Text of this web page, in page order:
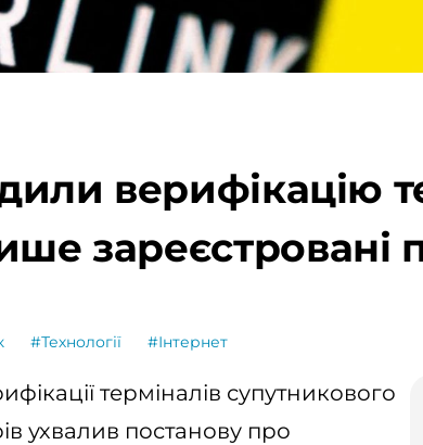
верифікацію
зареєстровані
#Технології #Інтернет
терміналів супутникового
ухвалив постанову про